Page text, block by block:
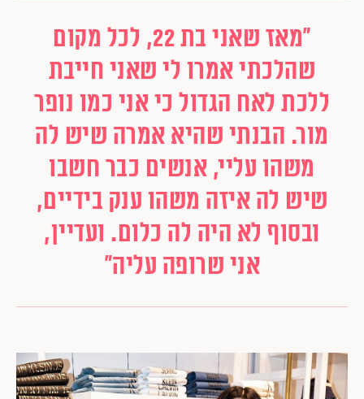
"מאז שאני בת 22, לכל מקום
שהלכתי אמרו לי שאני חייבת
ללכת לאח הגדול כי אני כמו נופר
מור. הבנתי שהיא אמרה שיש לה
משהו עליי, אנשים כבר חשבו
שיש לה איזה משהו ענק בידיים,
ובסוף לא היה לה כלום. ועדיין,
אני שרופה עליה"